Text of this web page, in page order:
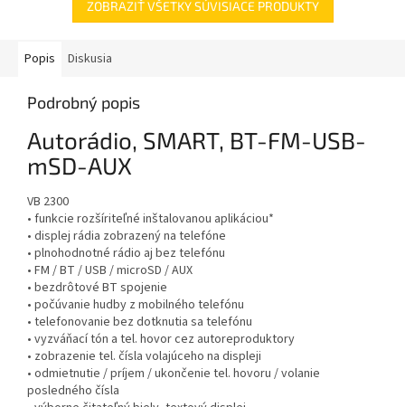
ZOBRAZIŤ VŠETKY SÚVISIACE PRODUKTY
Popis Diskusia
Podrobný popis
Autorádio, SMART, BT-FM-USB-
mSD-AUX
VB 2300
• funkcie rozšíriteľné inštalovanou aplikáciou*
• displej rádia zobrazený na telefóne
• plnohodnotné rádio aj bez telefónu
• FM / BT / USB / microSD / AUX
• bezdrôtové BT spojenie
• počúvanie hudby z mobilného telefónu
• telefonovanie bez dotknutia sa telefónu
• vyzváňací tón a tel. hovor cez autoreproduktory
• zobrazenie tel. čísla volajúceho na displeji
• odmietnutie / príjem / ukončenie tel. hovoru / volanie
posledného čísla